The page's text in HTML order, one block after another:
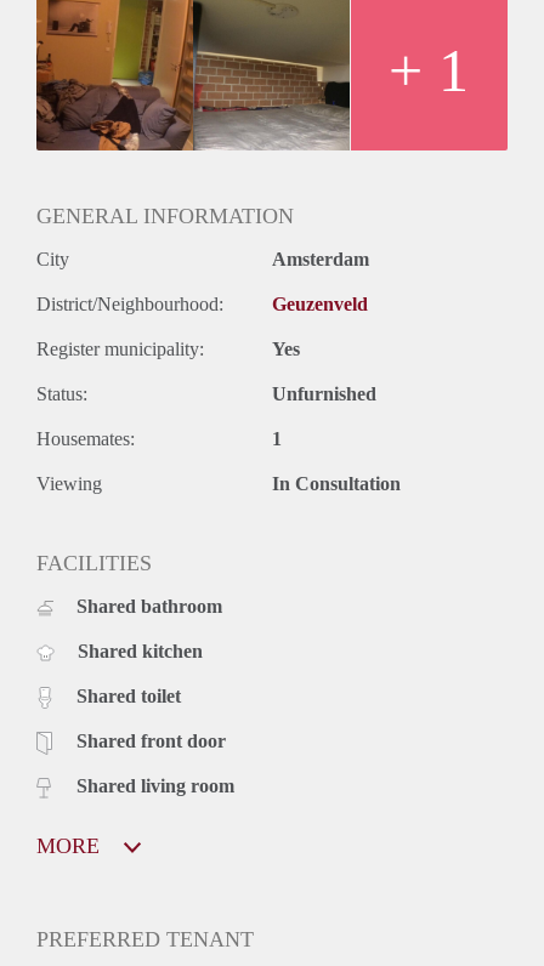
Zelfstandige kamer: keuken en badkamer wordt met één
iemand gedeeld.
Interesse? Mail mij
+ 1
GENERAL INFORMATION
City Amsterdam
District/Neighbourhood: Geuzenveld
Register municipality: Yes
Status: Unfurnished
Housemates: 1
Viewing In Consultation
FACILITIES
Shared bathroom
Shared kitchen
Shared toilet
Shared front door
Shared living room
MORE
PREFERRED TENANT